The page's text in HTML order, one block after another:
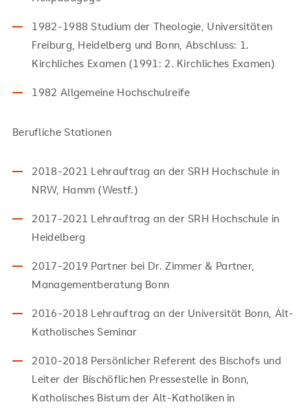
1982-1988 Studium der Theologie, Universitäten
Freiburg, Heidelberg und Bonn, Abschluss: 1.
Kirchliches Examen (1991: 2. Kirchliches Examen)
1982 Allgemeine Hochschulreife
Berufliche Stationen
2018-2021 Lehrauftrag an der SRH Hochschule in
NRW, Hamm (Westf.)
2017-2021 Lehrauftrag an der SRH Hochschule in
Heidelberg
2017-2019 Partner bei Dr. Zimmer & Partner,
Managementberatung Bonn
2016-2018 Lehrauftrag an der Universität Bonn, Alt-
Katholisches Seminar
2010-2018 Persönlicher Referent des Bischofs und
Leiter der Bischöflichen Pressestelle in Bonn,
Katholisches Bistum der Alt-Katholiken in